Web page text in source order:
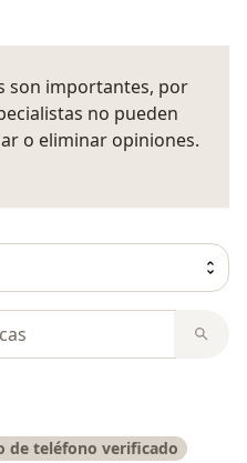
son importantes, por
no pueden
o eliminar opiniones.
de teléfono verificado